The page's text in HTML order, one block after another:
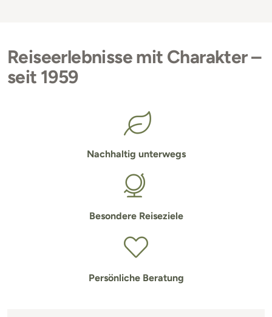
Reiseerlebnisse mit Charakter –
seit 1959
Nachhaltig unterwegs
Besondere Reiseziele
Persönliche Beratung